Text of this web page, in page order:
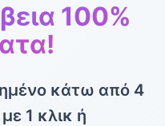
100%
κάτω από 4
1 κλικ ή